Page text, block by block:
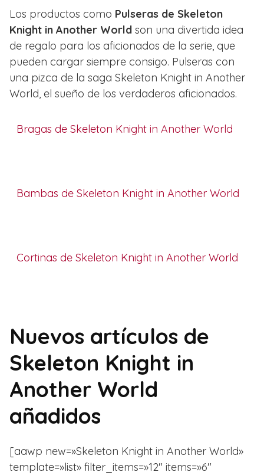
Los productos como Pulseras de Skeleton
Knight in Another World son una divertida idea
de regalo para los aficionados de la serie, que
pueden cargar siempre consigo. Pulseras con
una pizca de la saga Skeleton Knight in Another
World, el sueño de los verdaderos aficionados.
Bragas de Skeleton Knight in Another World
Bambas de Skeleton Knight in Another World
Cortinas de Skeleton Knight in Another World
Nuevos artículos de
Skeleton Knight in
Another World
añadidos
[aawp new=»Skeleton Knight in Another World»
template=»list» filter_items=»12″ items=»6″